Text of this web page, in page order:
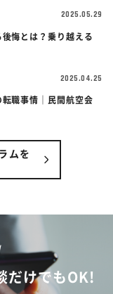
2025.05.29
悔とは？乗り越える
2025.04.25
職事情｜民間航空会
ムを
だけでもOK!